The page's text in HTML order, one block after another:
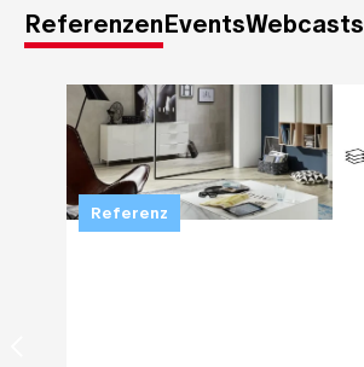
ReferenzenEventsWebcasts
Referenz